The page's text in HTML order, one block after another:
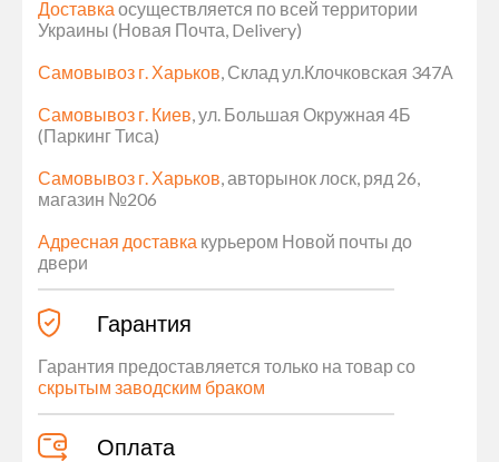
Доставка осуществляется по всей территории
Украины (Новая Почта, Delivery)
Самовывоз г. Харьков, Склад ул.Клочковская 347А
Самовывоз г. Киев, ул. Большая Окружная 4Б
(Паркинг Тиса)
Самовывоз г. Харьков, авторынок лоск, ряд 26,
магазин №206
Адресная доставка курьером Новой почты до
двери
Гарантия
Гарантия предоставляется только на товар со
скрытым заводским браком
Оплата